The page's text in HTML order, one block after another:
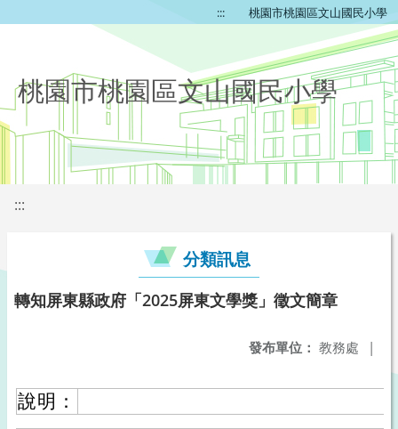
::: 桃園市桃園區文山國民小學
桃園市桃園區文山國民小學
:::
分類訊息
轉知屏東縣政府「2025屏東文學獎」徵文簡章
發布單位： 教務處 |
說明：